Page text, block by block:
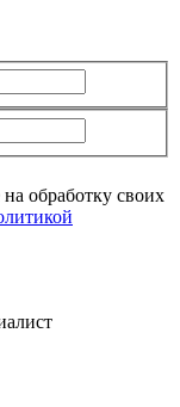
обработку своих